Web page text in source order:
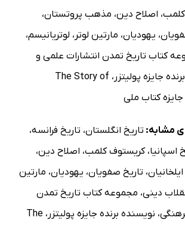
هشتم و کاردینال و. ولزی 1509-1529
هشتم و تامس مور 1529-1535
، اصلاح دین، مذهب پروتستان،
، یهودیان، مارتین لوتر ، لوتریانیسم،
کتاب تاریخ تمدن انتشارات علمی و
جایزه پولیتزر ، The Story of
جایزه کتاب ملی
مشابه: تاریخ انگلستان، تاریخ فرانسه،
اسپانیا،کریستوف کلمب، اصلاح دین،
ایلخانیان، تاریخ صفویان، یهودیان، مارتین
دینی، مجموعه کتاب تاریخ تمدن
، نویسنده برنده جایزه پولیتزر ، The